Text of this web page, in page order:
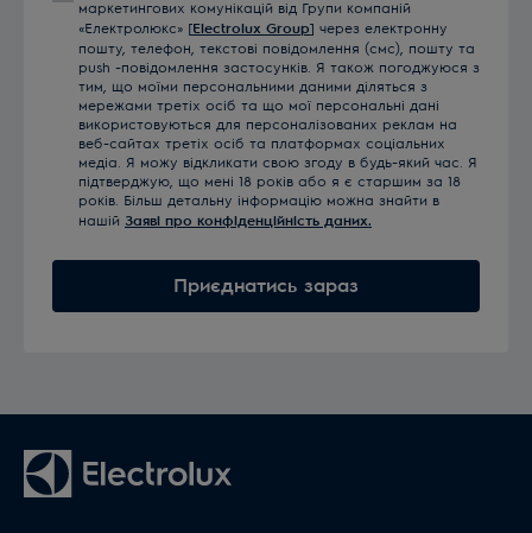
маркетингових комунікацій від Групи компаній
«Електролюкс» [Electrolux Group] через електронну
пошту, телефон, текстові повідомлення (смс), пошту та
push -повідомлення застосунків. Я також погоджуюся з
тим, що моїми персональними даними діляться з
мережами третіх осіб та що мої персональні дані
використовуються для персоналізованих реклам на
веб-сайтах третіх осіб та платформах соціальних
медіа. Я можу відкликати свою згоду в будь-який час. Я
підтверджую, що мені 18 років або я є старшим за 18
років. Більш детальну інформацію можна знайти в
нашій Заяві про конфіденційність даних.
Приєднатись зараз